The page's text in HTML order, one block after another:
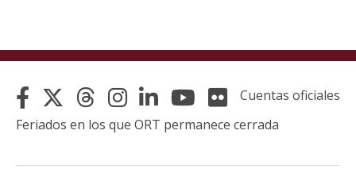
Cuentas oficiales
Feriados en los que ORT permanece cerrada